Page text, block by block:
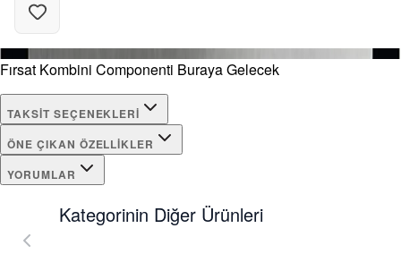
Fırsat Kombini Componenti Buraya Gelecek
TAKSIT SEÇENEKLERI
ÖNE ÇIKAN ÖZELLIKLER
YORUMLAR
Kategorinin Diğer Ürünleri